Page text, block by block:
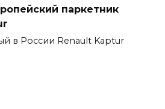
паркетник
в России Renault Kaptur